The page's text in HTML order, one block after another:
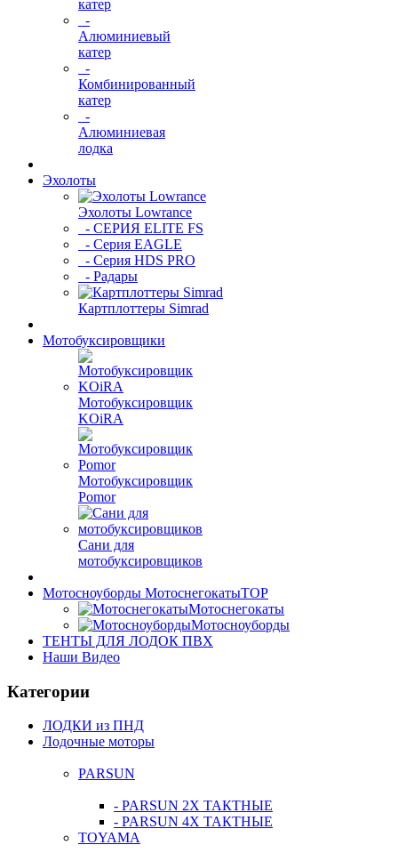
катер
-
Алюминиевый
катер
-
Комбинированный
катер
-
Алюминиевая
лодка
Эхолоты
Эхолоты Lowrance
- СЕРИЯ ELITE FS
- Серия EAGLE
- Серия HDS PRO
- Радары
Картплоттеры Simrad
Мотобуксировщики
Мотобуксировщик
KOiRA
Мотобуксировщик
Pomor
Сани для
мотобуксировщиков
Мотосноуборды МотоснегокатыTOP
Мотоснегокаты
Мотосноуборды
ТЕНТЫ ДЛЯ ЛОДОК ПВХ
Наши Видео
Категории
ЛОДКИ из ПНД
Лодочные моторы
PARSUN
- PARSUN 2Х ТАКТНЫЕ
- PARSUN 4Х ТАКТНЫЕ
TOYAMA